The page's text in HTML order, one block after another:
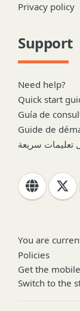
Privacy policy
Support
Need help?
Quick start
Guía de
Guide de
تعليمات سريعة
You are
Policies
Get the
Switch to the